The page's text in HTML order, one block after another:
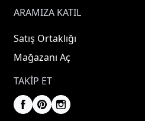
ARAMIZA KATIL
Satış Ortaklığı
Mağazanı Aç
TAKIP ET